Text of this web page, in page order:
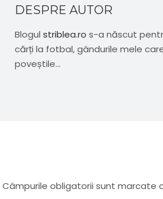
DESPRE AUTOR
Blogul striblea.ro s-a născut
cărți la fotbal, gândurile mele
poveștile...
Câmpurile obligatorii sunt marcate